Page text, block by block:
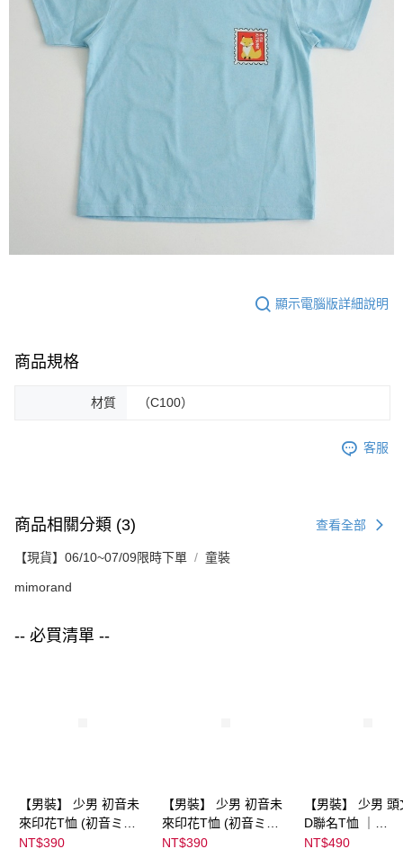
顯示電腦版詳細說明
商品規格
材質 （C100）
客服
商品相關分類 (3) 查看全部
【現貨】06/10~07/09限時下單 童裝
mimorand
-- 必買清單 --
【男裝】 少男 初音未
來印花T恤 (初音ミク)
｜
NT$390
【男裝】 少男 初音未
來印花T恤 (初音ミク)
｜
NT$390
【男裝】 少男
D聯名T恤 ｜
NT$490